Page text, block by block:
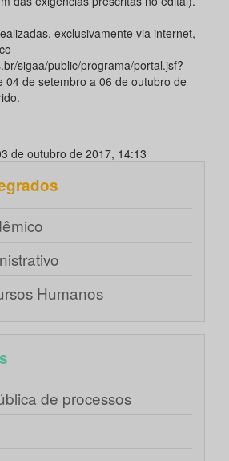
exclusivamente via internet,
sigaa/public/programa/portal.jsf?
04 de setembro a 06 de outubro de
de outubro de 2017, 14:13
Humanos
de processos